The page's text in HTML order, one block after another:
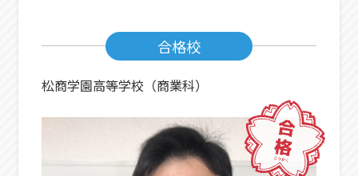
合格校
松商学園高等学校（商業科）